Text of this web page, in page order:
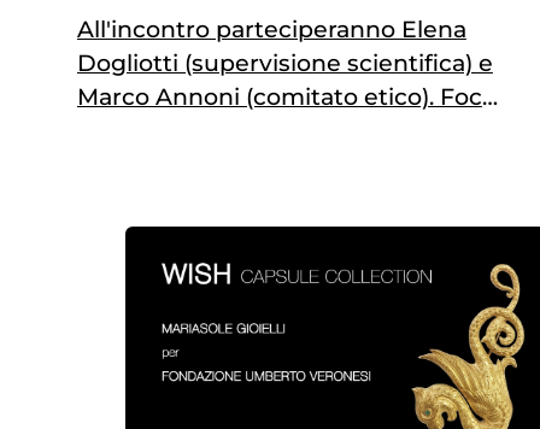
All'incontro parteciperanno Elena
Dogliotti (supervisione scientifica) e
Marco Annoni (comitato etico). Focus